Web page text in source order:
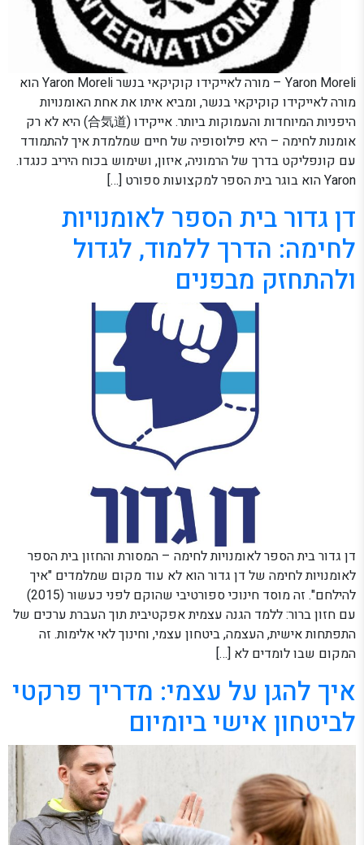
Yaron Moreli – מורה לאייקידו קוקיקאי בנשר Yaron Moreli הוא
מורה לאייקידו קוקיקאי בנשר, ומביא איתו את אחת האומנויות
היפניות המיוחדות והעמוקות ביותר. אייקידו (合気道) היא לא רק
אומנות לחימה – היא פילוסופיה של חיים שמלמדת איך להתמודד
עם קונפליקט בדרך של הרמוניה, איזון, ושימוש בכוח היריב כנגדו.
Yaron הוא בוגר בית הספר למקצועות ספורט […]
דן גדור בית הספר לאומנויות
לחימה: הדרך ללמוד, לגדול
ולהתחזק מבפנים
דן גדור בית הספר לאומנויות לחימה – המסורת והחזון בית הספר
לאומנויות לחימה של דן גדור הוא לא עוד מקום שמלמדים "איך
להילחם". זה מוסד חינוכי ספורטיבי שהוקם לפני כעשור (2015)
עם חזון ברור: ללמד הגנה עצמית אפקטיבית תוך העברת ערכים של
התפתחות אישית, העצמה, ביטחון עצמי, וחינוך לאי אלימות. זה
המקום שבו לומדים לא […]
איך להגן על עצמי: מדריך פרקטי
לביטחון אישי ביומיום